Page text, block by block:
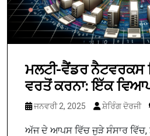
ਮਲਟੀ-ਵੈਂਡਰ ਨੈਟਵਰਕਸ
ਵਰਤੋਂ ਕਰਨਾ: ਇੱਕ
ਜਨਵਰੀ 2, 2025 ਸ਼ੇਰਿੰਗ ਦੋਰਜੀ
ਅੱਜ ਦੇ ਆਪਸ ਵਿੱਚ ਜੁੜੇ ਸੰਸਾਰ